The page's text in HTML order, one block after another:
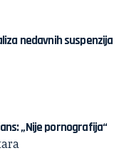
nedavnih suspenzija
„Nije pornografija“